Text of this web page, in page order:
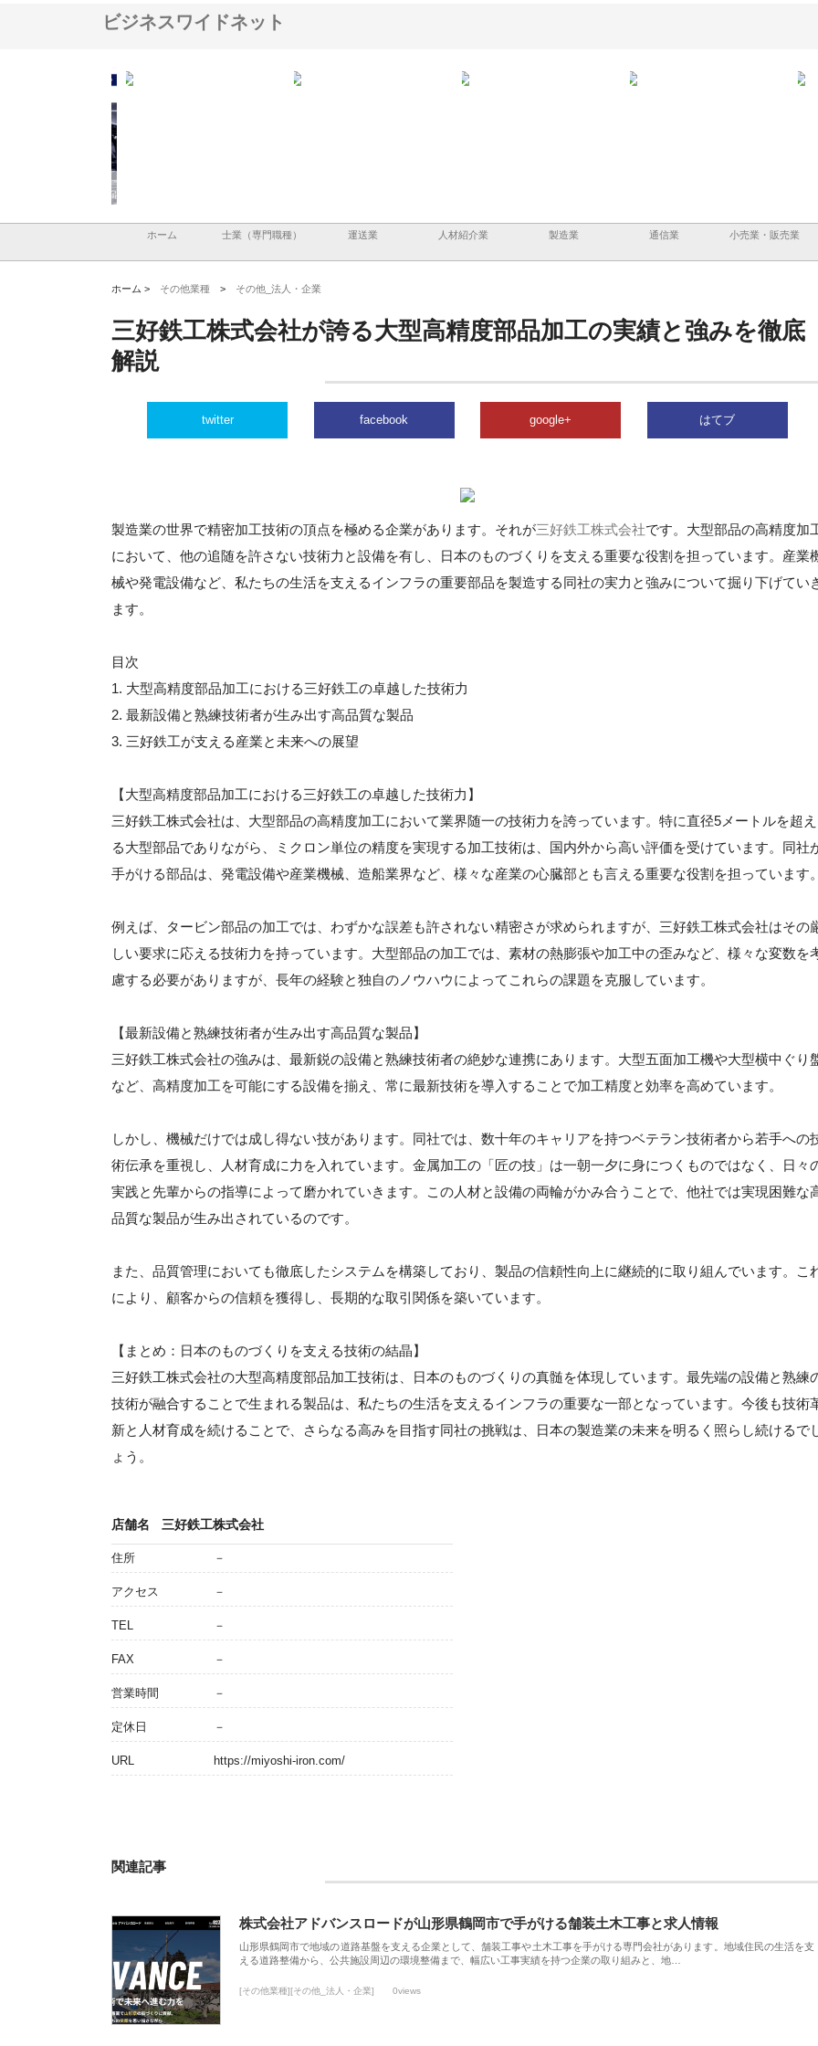
ビジネスワイドネット
ホーム 士業（専門職種） 運送業 人材紹介業 製造業 通信業 小売業・販売業
ホーム > その他業種 > その他_法人・企業
三好鉄工株式会社が誇る大型高精度部品加工の実績と強みを徹底
解説
twitter facebook google+ はてブ
製造業の世界で精密加工技術の頂点を極める企業があります。それが三好鉄工株式会社です。大型部品の高精度加
において、他の追随を許さない技術力と設備を有し、日本のものづくりを支える重要な役割を担っています。産業
械や発電設備など、私たちの生活を支えるインフラの重要部品を製造する同社の実力と強みについて掘り下げてい
ます。
目次
1. 大型高精度部品加工における三好鉄工の卓越した技術力
2. 最新設備と熟練技術者が生み出す高品質な製品
3. 三好鉄工が支える産業と未来への展望
【大型高精度部品加工における三好鉄工の卓越した技術力】
三好鉄工株式会社は、大型部品の高精度加工において業界随一の技術力を誇っています。特に直径5メートルを超え
る大型部品でありながら、ミクロン単位の精度を実現する加工技術は、国内外から高い評価を受けています。同社
手がける部品は、発電設備や産業機械、造船業界など、様々な産業の心臓部とも言える重要な役割を担っています。
例えば、タービン部品の加工では、わずかな誤差も許されない精密さが求められますが、三好鉄工株式会社はその
しい要求に応える技術力を持っています。大型部品の加工では、素材の熱膨張や加工中の歪みなど、様々な変数を
慮する必要がありますが、長年の経験と独自のノウハウによってこれらの課題を克服しています。
【最新設備と熟練技術者が生み出す高品質な製品】
三好鉄工株式会社の強みは、最新鋭の設備と熟練技術者の絶妙な連携にあります。大型五面加工機や大型横中ぐり
など、高精度加工を可能にする設備を揃え、常に最新技術を導入することで加工精度と効率を高めています。
しかし、機械だけでは成し得ない技があります。同社では、数十年のキャリアを持つベテラン技術者から若手への
術伝承を重視し、人材育成に力を入れています。金属加工の「匠の技」は一朝一夕に身につくものではなく、日々
実践と先輩からの指導によって磨かれていきます。この人材と設備の両輪がかみ合うことで、他社では実現困難な
品質な製品が生み出されているのです。
また、品質管理においても徹底したシステムを構築しており、製品の信頼性向上に継続的に取り組んでいます。こ
により、顧客からの信頼を獲得し、長期的な取引関係を築いています。
【まとめ：日本のものづくりを支える技術の結晶】
三好鉄工株式会社の大型高精度部品加工技術は、日本のものづくりの真髄を体現しています。最先端の設備と熟練
技術が融合することで生まれる製品は、私たちの生活を支えるインフラの重要な一部となっています。今後も技術
新と人材育成を続けることで、さらなる高みを目指す同社の挑戦は、日本の製造業の未来を明るく照らし続けるで
ょう。
店舗名 三好鉄工株式会社
住所 －
アクセス －
TEL －
FAX －
営業時間 －
定休日 －
URL https://miyoshi-iron.com/
関連記事
株式会社アドバンスロードが山形県鶴岡市で手がける舗装土木工事と求人情報
山形県鶴岡市で地域の道路基盤を支える企業として、舗装工事や土木工事を手がける専門会社があります。地域住民の生活を支
える道路整備から、公共施設周辺の環境整備まで、幅広い工事実績を持つ企業の取り組みと、地…
[その他業種][その他_法人・企業] 0views